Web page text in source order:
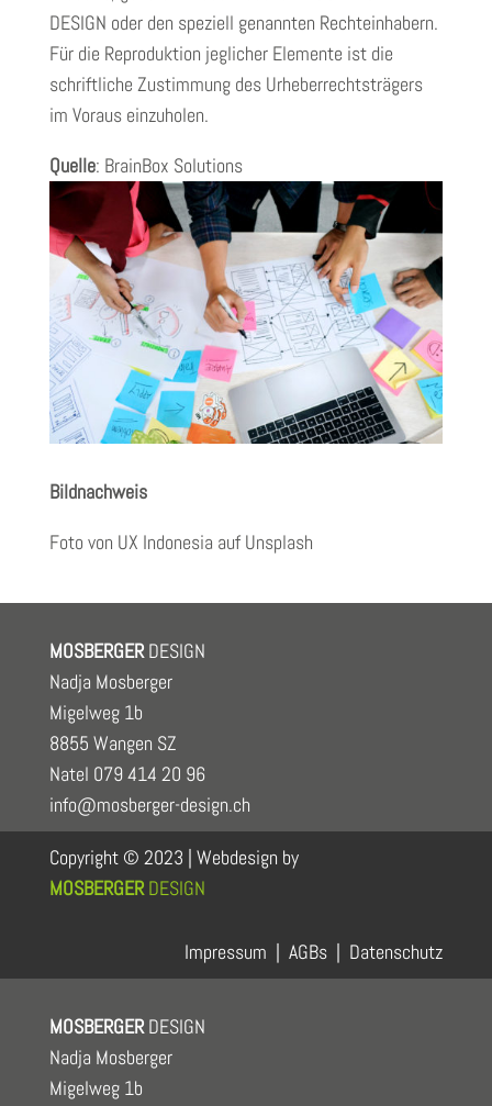
DESIGN oder den speziell genannten Rechteinhabern.
Für die Reproduktion jeglicher Elemente ist die
schriftliche Zustimmung des Urheberrechtsträgers
im Voraus einzuholen.
Quelle: BrainBox Solutions
Bildnachweis
Foto von UX Indonesia auf Unsplash
MOSBERGERDESIGN
Nadja Mosberger
Migelweg 1b
8855 Wangen SZ
Natel 079 414 20 96
info@mosberger-design.ch
Copyright © 2023 | Webdesign by
MOSBERGERDESIGN
Impressum |AGBs | Datenschutz
MOSBERGERDESIGN
Nadja Mosberger
Migelweg 1b